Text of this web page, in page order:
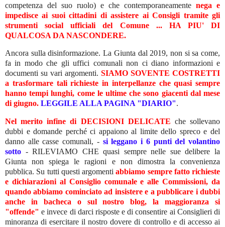
competenza del suo ruolo) e che contemporaneamente nega e
impedisce ai suoi cittadini di assistere ai Consigli tramite gli
strumenti social ufficiali del Comune ... HA PIU' DI
QUALCOSA DA NASCONDERE.
Ancora sulla disinformazione. La Giunta dal 2019, non si sa come,
fa in modo che gli uffici comunali non ci diano informazioni e
documenti su vari argomenti. SIAMO SOVENTE COSTRETTI
a trasformare tali richieste in interpellanze che quasi sempre
hanno tempi lunghi, come le ultime che sono giacenti dal mese
di giugno. LEGGILE ALLA PAGINA "DIARIO".
Nel merito infine di DECISIONI DELICATE che sollevano
dubbi e domande perché ci appaiono al limite dello spreco e del
danno alle casse comunali, - si leggano i 6 punti del volantino
sotto - RILEVIAMO CHE quasi sempre nelle sue delibere la
Giunta non spiega le ragioni e non dimostra la convenienza
pubblica. Su tutti questi argomentiabbiamo sempre fatto richieste
e dichiarazioni al Consiglio comunale e alle Commissioni, da
quando abbiamo cominciato ad insistere e a pubblicare i dubbi
anche in bacheca o sul nostro blog, la maggioranza si
"offende"e invece di darci risposte e di consentire ai Consiglieri di
minoranza di esercitare il nostro dovere di controllo e di accesso ai